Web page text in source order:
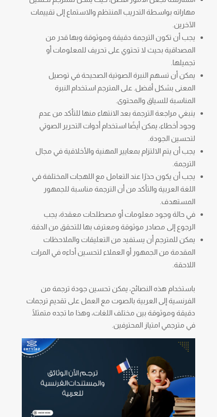
مهاراته بواسطة التدريب المنتظم والاستماع إلى تقييمات
الآخرين.
يجب أن تكون الترجمة دقيقة وموثوقة وبها قدر من
المصداقية بحيث لا تحتوي على تحريف للمعلومات أو
تجميلها.
يمكن أن تسهم النبرة الصوتية الصحيحة في توصيل
المعنى بشكل أفضل. على المترجم استخدام النبرة
المناسبة للسياق والمحتوى.
ينبغي مراجعة الترجمة بعد الانتهاء منها للتأكد من عدم
وجود أخطاء، يمكن أيضًا استخدام أدوات التحرير الصوتي
لتحسين الجودة.
يجب أن يتم الالتزام بمعايير المهنية والأخلاقية في مجال
الترجمة.
يجب أن يكون حذرًا عند التعامل مع اللهجات المختلفة في
اللغة العربية والتأكد من أن الترجمة مناسبة للجمهور
المستهدف.
في حالة وجود معلومات أو مصطلحات معقدة، يجب
الرجوع إلى مصادر موثوقة ومعترف بها للتحقق من الدقة.
يمكن للمترجم أن يستفيد من التعليقات والملاحظات
المقدمة من الجمهور أو العملاء لتحسين أداءه في المرات
اللاحقة.
باستخدام هذه النصائح، يمكن تحسين جودة ترجمة من
الفرنسية إلى العربية بالصوت مع العمل على تقديم ترجمات
دقيقة وموثوقة بين مختلف اللغات، وهذا ما تجده متمثلًا
في مترجمي امتياز المحترفين.